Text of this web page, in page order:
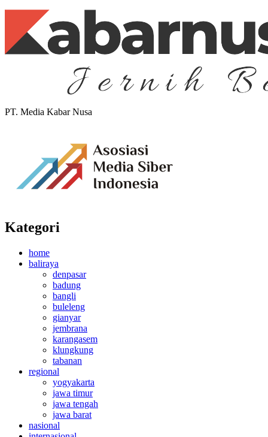
PT. Media Kabar Nusa
Kategori
home
baliraya
denpasar
badung
bangli
buleleng
gianyar
jembrana
karangasem
klungkung
tabanan
regional
yogyakarta
jawa timur
jawa tengah
jawa barat
nasional